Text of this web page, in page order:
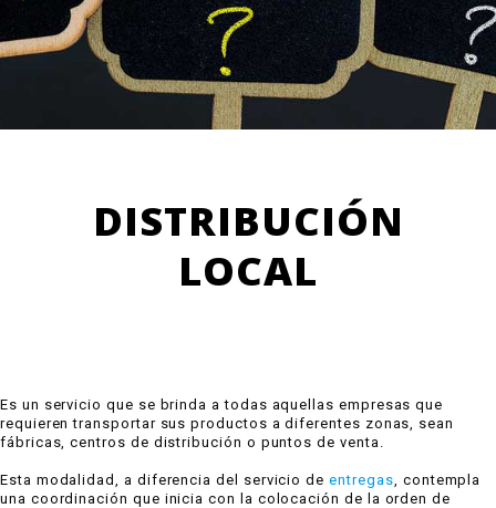
DISTRIBUCIÓN
LOCAL
Es un servicio que se brinda a todas aquellas empresas que
requieren transportar sus productos a diferentes zonas, sean
fábricas, centros de distribución o puntos de venta.
Esta modalidad, a diferencia del servicio de entregas, contempla
una coordinación que inicia con la colocación de la orden de